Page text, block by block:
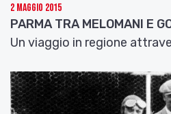
2 Maggio 2015
PARMA TRA MELOMANI E
Un viaggio in regione